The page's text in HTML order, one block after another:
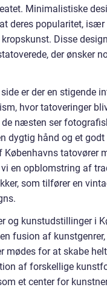
Minimalistiske
deres popularitet, især
Disse
der ønsker
er der en stigende
hvor tatoveringer
de næsten ser
dygtig hånd og et godt
tatovører
vi en opblomstring af
som tilfører en
og kunstudstillinger i
fusion af
mødes for at skabe
af forskellige
et center for